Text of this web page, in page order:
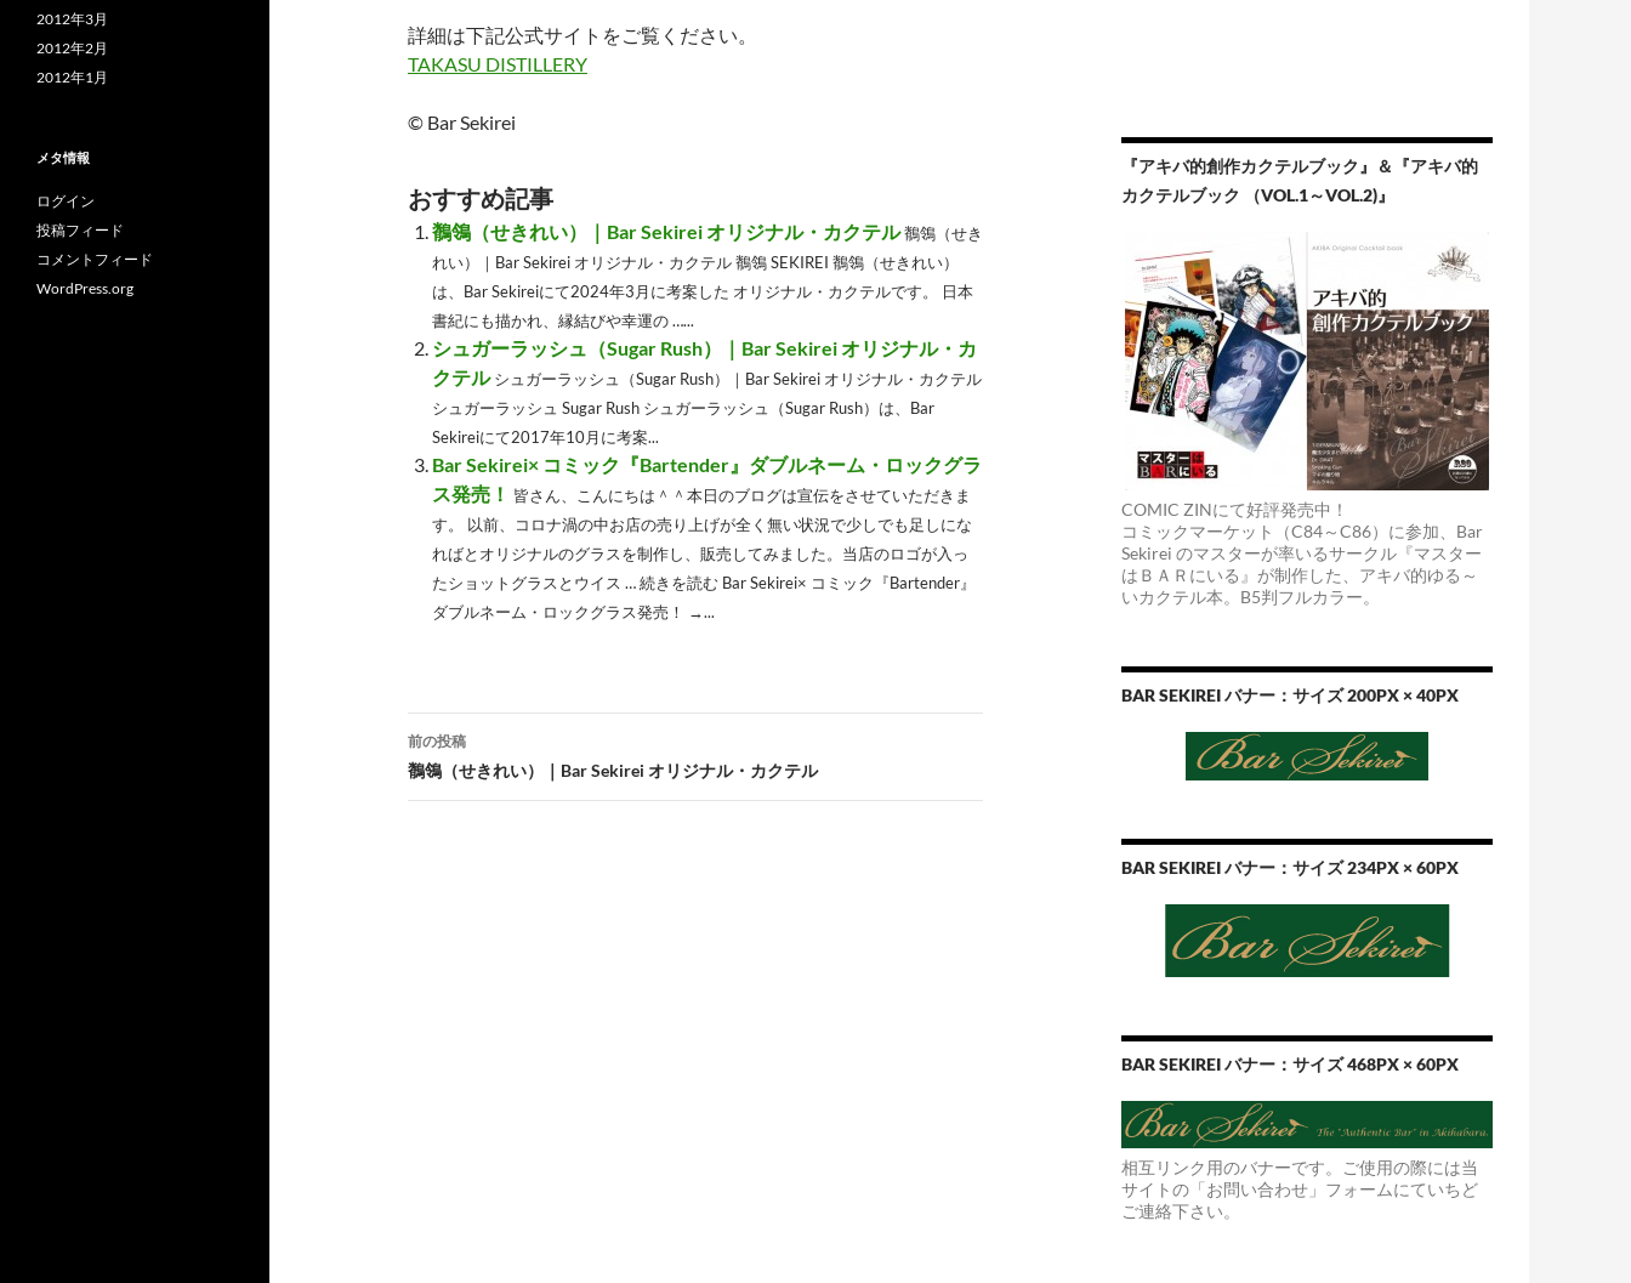
詳細は下記公式サイトをご覧ください。
TAKASU DISTILLERY
© Bar Sekirei
おすすめ記事
鶺鴒（せきれい）｜Bar Sekirei オリジナル・カクテル鶺鴒（せき
れい）｜Bar Sekirei オリジナル・カクテル 鶺鴒 SEKIREI 鶺鴒（せきれい）
は、Bar Sekireiにて2024年3月に考案した オリジナル・カクテルです。 日本
書紀にも描かれ、縁結びや幸運の …...
シュガーラッシュ（Sugar Rush）｜Bar Sekirei オリジナル・カ
クテル シュガーラッシュ（Sugar Rush）｜Bar Sekirei オリジナル・カクテル
シュガーラッシュ Sugar Rush シュガーラッシュ（Sugar Rush）は、Bar
Sekireiにて2017年10月に考案...
Bar Sekirei× コミック『Bartender』ダブルネーム・ロックグラ
ス発売！
皆さん、こんにちは＾＾本日のブログは宣伝をさせていただきま
す。 以前、コロナ渦の中お店の売り上げが全く無い状況で少しでも足しにな
ればとオリジナルのグラスを制作し、販売してみました。当店のロゴが入っ
たショットグラスとウイス … 続きを読む Bar Sekirei× コミック『Bartender』
ダブルネーム・ロックグラス発売！ →...
投
稿
前の投稿
鶺鴒（せきれい）｜Bar Sekirei オリジナル・カクテル
『アキバ的創作カクテルブック』＆『アキバ的
カクテルブック （VOL.1～VOL.2)』
COMIC ZINにて好評発売中！
コミックマーケット（C84～C86）に参加、Bar
Sekirei のマスターが率いるサークル『マスター
はＢＡＲにいる』が制作した、アキバ的ゆる～
いカクテル本。B5判フルカラー。
BAR SEKIREI バナー：サイズ 200PX × 40PX
BAR SEKIREI バナー：サイズ 234PX × 60PX
BAR SEKIREI バナー：サイズ 468PX × 60PX
相互リンク用のバナーです。ご使用の際には当
サイトの「お問い合わせ」フォームにていちど
ご連絡下さい。
2012年3月
2012年2月
2012年1月
メタ情報
ログイン
投稿フィード
コメントフィード
WordPress.org